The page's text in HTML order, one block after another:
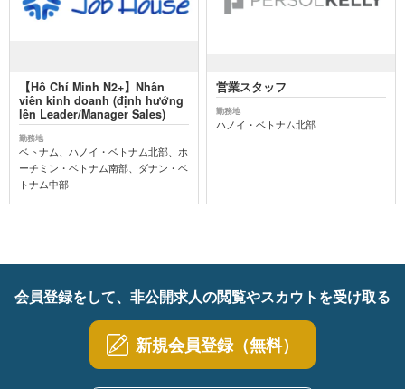
【Hồ Chí Minh N2+】Nhân
viên kinh doanh (định hướng
lên Leader/Manager Sales)
勤務地
ベトナム、ハノイ・ベトナム北部、ホ
ーチミン・ベトナム南部、ダナン・ベ
トナム中部
営業スタッフ
勤務地
ハノイ・ベトナム北部
会員登録をして、非公開求人の閲覧やスカウトを受け取る
新規会員登録（無料）